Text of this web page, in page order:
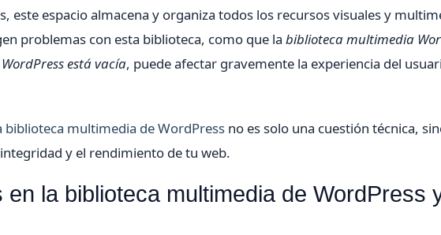
este espacio almacena y organiza todos los recursos visuales y
problemas con esta biblioteca, como que la biblioteca multimedia
está vacía, puede afectar gravemente la experiencia del
multimedia de WordPress no es solo una cuestión técnica,
y el rendimiento de tu web.
la biblioteca multimedia de WordPress